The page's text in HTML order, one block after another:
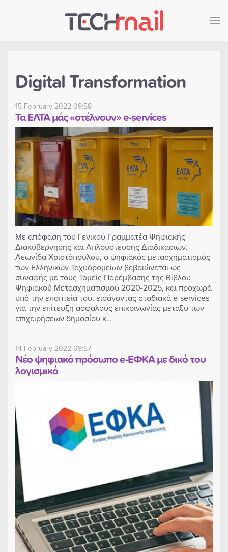
Skip to main content
Digital Transformation
15 February 2022 09:58
Τα ΕΛΤΑ μάς «στέλνουν» e-services
Με απόφαση του Γενικού Γραμματέα Ψηφιακής
Διακυβέρνησης και Απλούστευσης Διαδικασιών,
Λεωνίδα Χριστόπουλου, ο ψηφιακός μετασχηματισμός
των Ελληνικών Ταχυδρομείων βεβαιώνεται ως
συναφής με τους Τομείς Παρέμβασης της Βίβλου
Ψηφιακού Μετασχηματισμού 2020-2025, και προχωρά
υπό την εποπτεία του, εισάγοντας σταδιακά e-services
για την επίτευξη ασφαλούς επικοινωνίας μεταξύ των
επιχειρήσεων δημοσίου κ…
14 February 2022 09:57
Νέο ψηφιακό πρόσωπο e-ΕΦΚΑ με δικό του
λογισμικό